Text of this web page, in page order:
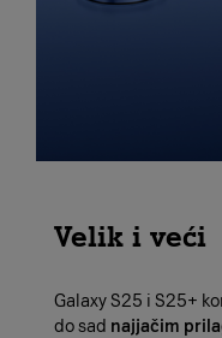
Velik i veći
Galaxy S25 i S25+
do sad najjačim